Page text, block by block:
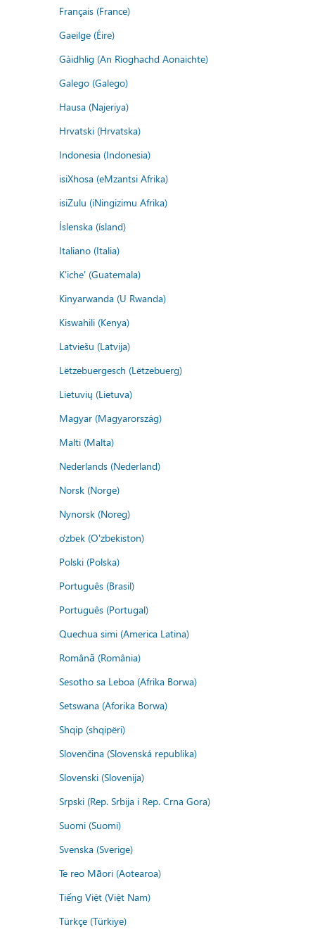
Français (France)
Gaeilge (Éire)
Gàidhlig (An Rìoghachd Aonaichte)
Galego (Galego)
Hausa (Najeriya)
Hrvatski (Hrvatska)
Indonesia (Indonesia)
isiXhosa (eMzantsi Afrika)
isiZulu (iNingizimu Afrika)
Íslenska (ísland)
Italiano (Italia)
K'iche' (Guatemala)
Kinyarwanda (U Rwanda)
Kiswahili (Kenya)
Latviešu (Latvija)
Lëtzebuergesch (Lëtzebuerg)
Lietuvių (Lietuva)
Magyar (Magyarország)
Malti (Malta)
Nederlands (Nederland)
Norsk (Norge)
Nynorsk (Noreg)
o'zbek (O'zbekiston)
Polski (Polska)
Português (Brasil)
Português (Portugal)
Quechua simi (America Latina)
Română (România)
Sesotho sa Leboa (Afrika Borwa)
Setswana (Aforika Borwa)
Shqip (shqipëri)
Slovenčina (Slovenská republika)
Slovenski (Slovenija)
Srpski (Rep. Srbija i Rep. Crna Gora)
Suomi (Suomi)
Svenska (Sverige)
Te reo Māori (Aotearoa)
Tiếng Việt (Việt Nam)
Türkçe (Türkiye)